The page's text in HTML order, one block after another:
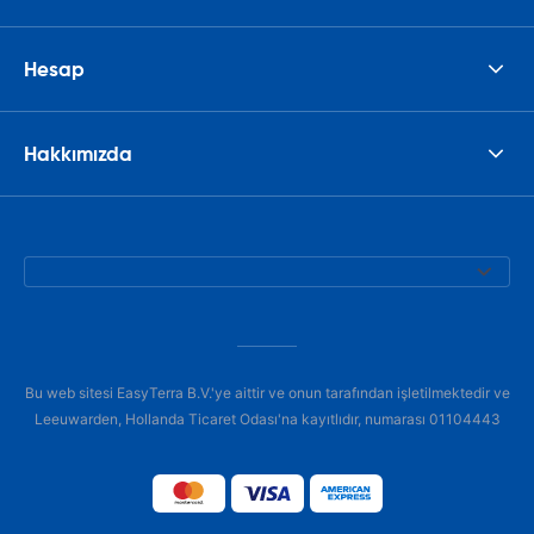
Hesap
Hakkımızda
Bu web sitesi EasyTerra B.V.'ye aittir ve onun tarafından işletilmektedir ve
Leeuwarden, Hollanda Ticaret Odası'na kayıtlıdır, numarası 01104443